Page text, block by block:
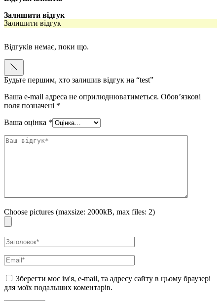
Залишити відгук
Залишити відгук
Відгуків немає, поки що.
Будьте першим, хто залишив відгук на “test”
Ваша e-mail адреса не оприлюднюватиметься. Обов’язкові
поля позначені *
Ваша оцінка *
Choose pictures (maxsize: 2000kB, max files: 2)
Зберегти моє ім'я, e-mail, та адресу сайту в цьому браузері
для моїх подальших коментарів.